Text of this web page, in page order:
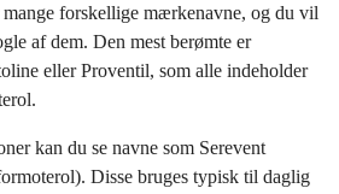
forskellige mærkenavne, og du vil
af dem. Den mest berømte er
eller Proventil, som alle indeholder
kan du se navne som Serevent
Disse bruges typisk til daglig